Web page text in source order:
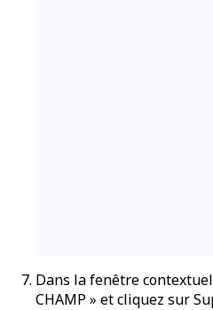
Dans la fenêtre
CHAMP » et cliquez sur